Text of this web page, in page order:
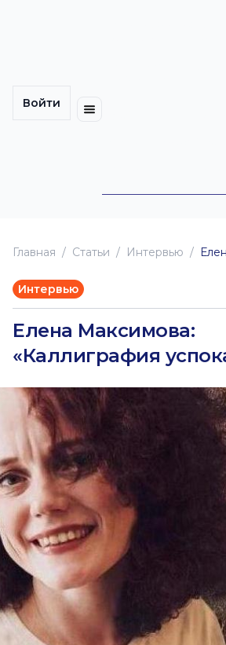
Войти
Главная Статьи Интервью
Интервью
Елена Максимова:
«Каллиграфия